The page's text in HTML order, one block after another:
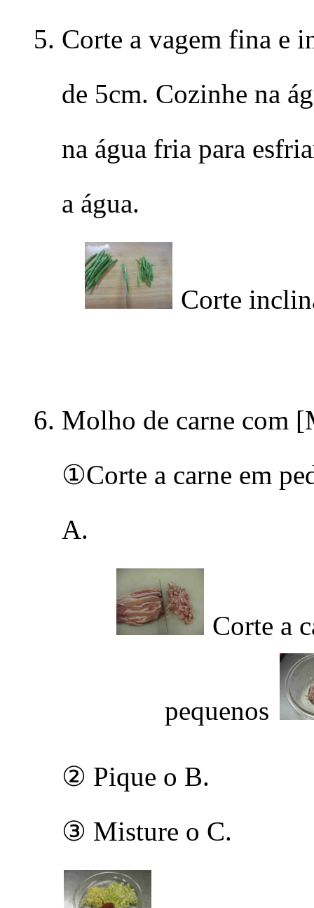
Corte a vagem fina e
de 5cm. Cozinhe na
na água fria para
a água.
Corte
Molho de carne com
①Corte a carne em
A.
Corte a
pequenos
② Pique o B.
③ Misture o C.